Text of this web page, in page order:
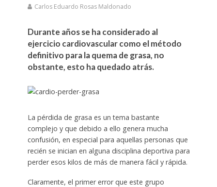
Carlos Eduardo Rosas Maldonado
Durante años se ha considerado al
ejercicio cardiovascular como el método
definitivo para la quema de grasa, no
obstante, esto ha quedado atrás.
La pérdida de grasa es un tema bastante
complejo y que debido a ello genera mucha
confusión, en especial para aquellas personas que
recién se inician en alguna disciplina deportiva para
perder esos kilos de más de manera fácil y rápida.
Claramente, el primer error que este grupo